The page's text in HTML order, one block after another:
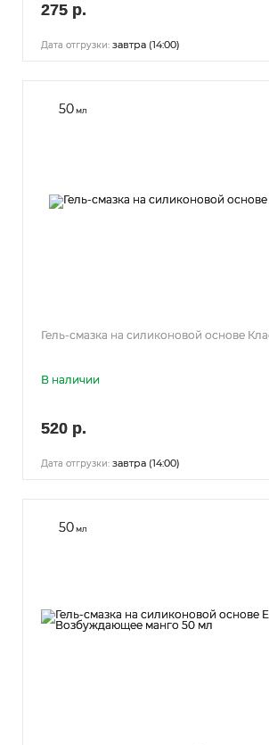
275 р.
Дата отгрузки: завтра (14:00)
50мл
Гель-смазка на силиконовой основе
В наличии
520 р.
Дата отгрузки: завтра (14:00)
50мл